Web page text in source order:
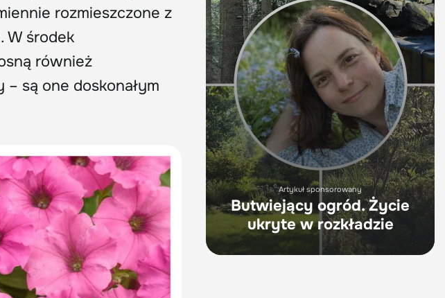
rozmieszczone z
W środek
również
są one doskonałym
Artykuł sponsorowany
Butwiejący ogród. Życie
ukryte w rozkładzie